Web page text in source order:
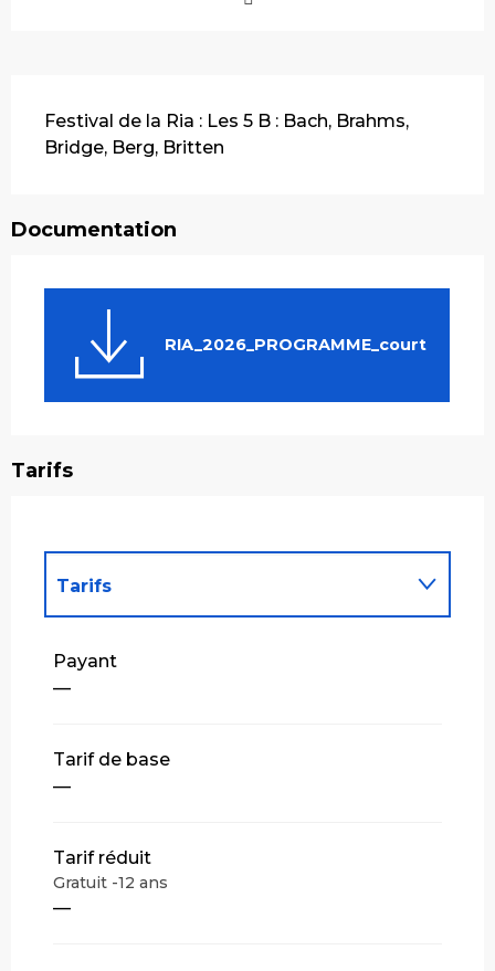
Festival de la Ria : Les 5 B : Bach, Brahms,
Bridge, Berg, Britten
Documentation
RIA_2026_PROGRAMME_court
Tarifs
Tarifs
Tarifs 2027
Payant
—
Tarif de base
—
Tarif réduit
Gratuit -12 ans
—